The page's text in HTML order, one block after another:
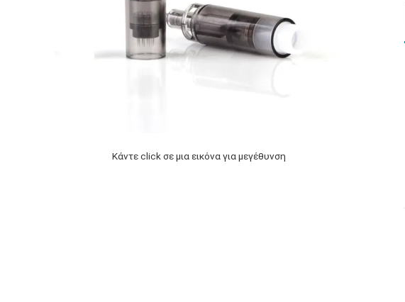
Κάντε click σε μια εικόνα για μεγέθυνση